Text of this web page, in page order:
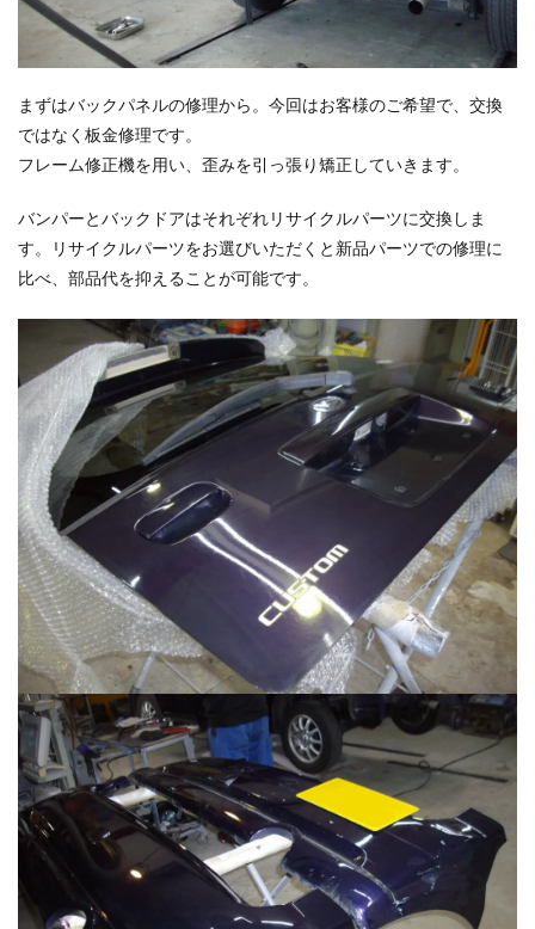
まずはバックパネルの修理から。今回はお客様のご希望で、交換
ではなく板金修理です。
フレーム修正機を用い、歪みを引っ張り矯正していきます。
バンパーとバックドアはそれぞれリサイクルパーツに交換しま
す。リサイクルパーツをお選びいただくと新品パーツでの修理に
比べ、部品代を抑えることが可能です。